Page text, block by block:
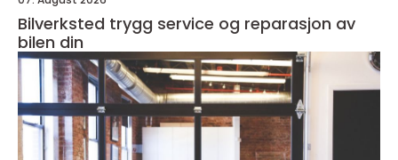
Bilverksted trygg service og reparasjon av
bilen din